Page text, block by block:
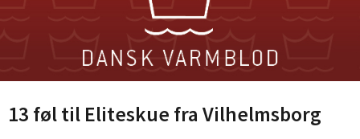
13 føl til Eliteskue fra Vilhelmsborg